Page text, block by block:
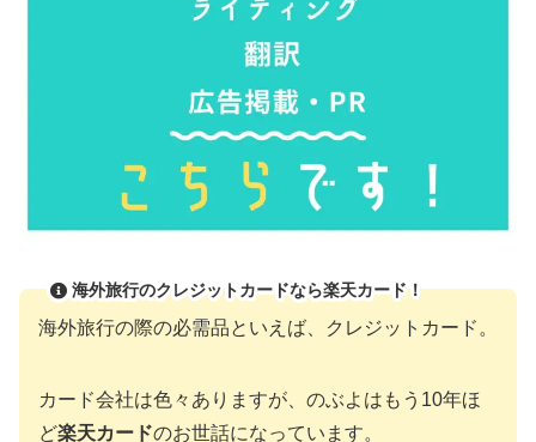
海外旅行のクレジットカードなら楽天カード！
海外旅行の際の必需品といえば、クレジットカード。
カード会社は色々ありますが、のぶよはもう10年ほ
ど楽天カードのお世話になっています。